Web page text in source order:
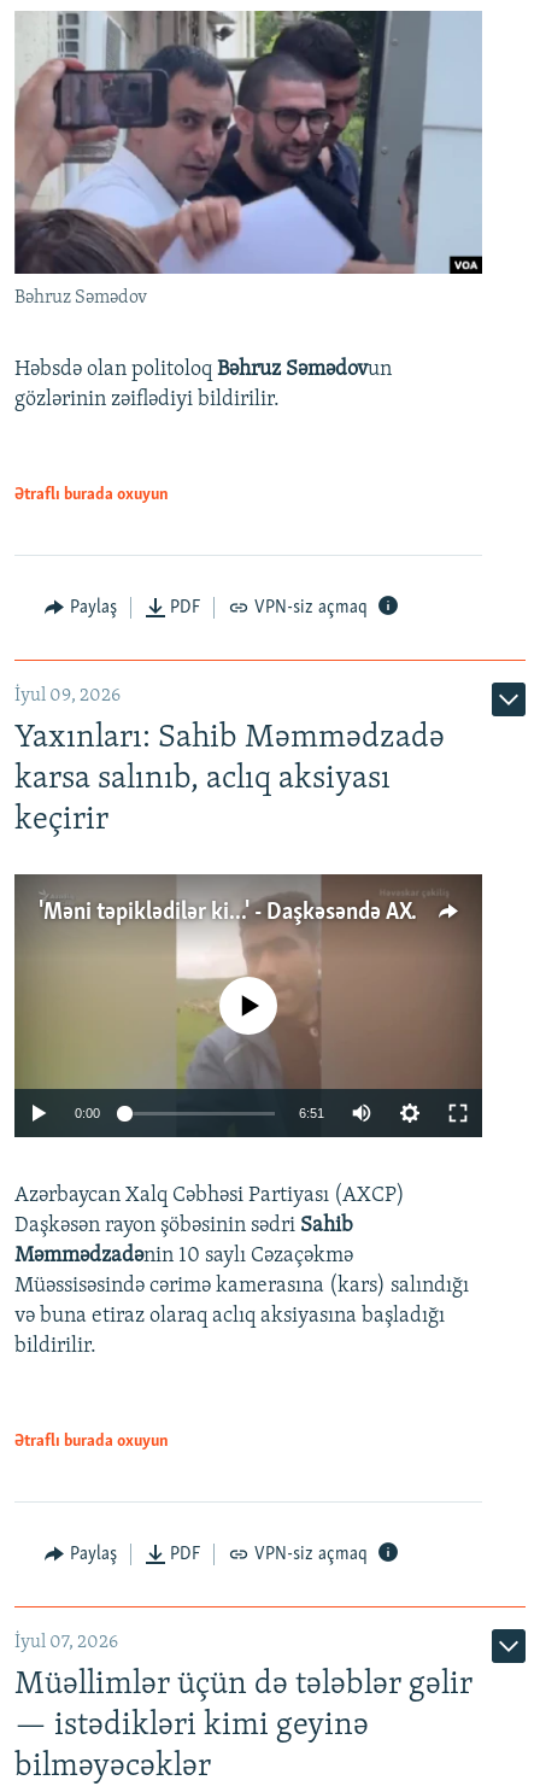
Bəhruz Səmədov
Həbsdə olan politoloq Bəhruz Səmədovun
gözlərinin zəiflədiyi bildirilir.
Ətraflı burada oxuyun
Paylaş PDF VPN-siz açmaq
İyul 09, 2026
Yaxınları: Sahib Məmmədzadə
karsa salınıb, aclıq aksiyası
keçirir
'Məni təpiklədilər ki...' - Daşkəsəndə AXCP fəalının yaxınları onun həbsinə etiraz edirlər
Auto 240p 360p
720p 1080p
No media source currently available
0:00 6:51
360p
720p
1080p
Azərbaycan Xalq Cəbhəsi Partiyası (AXCP)
Daşkəsən rayon şöbəsinin sədri Sahib
Məmmədzadənin 10 saylı Cəzaçəkmə
Müəssisəsində cərimə kamerasına (kars) salındığı
və buna etiraz olaraq aclıq aksiyasına başladığı
bildirilir.
Ətraflı burada oxuyun
Paylaş PDF VPN-siz açmaq
İyul 07, 2026
Müəllimlər üçün də tələblər gəlir
— istədikləri kimi geyinə
bilməyəcəklər